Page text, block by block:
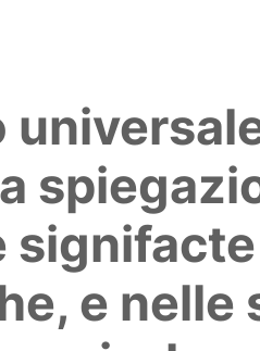
e nelle